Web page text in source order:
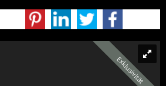
Exklusivität